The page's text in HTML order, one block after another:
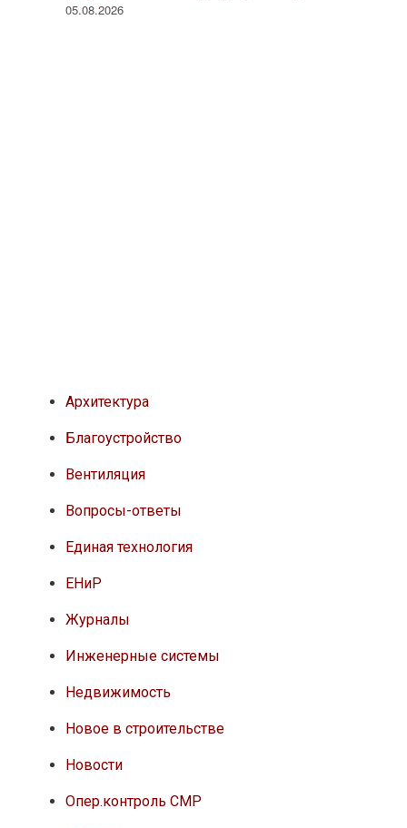
05.08.2026
Архитектура
Благоустройство
Вентиляция
Вопросы-ответы
Единая технология
ЕНиР
Журналы
Инженерные системы
Недвижимость
Новое в строительстве
Новости
Опер.контроль СМР